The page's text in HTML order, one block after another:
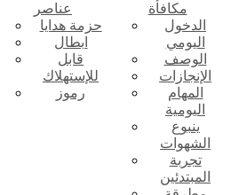
عناصر
حزمة هدايا
ابطال
قابل
للإستهلاك
رموز
مكافأة
الدخول
اليومي
الوصف
الإنجازات
المهام
اليومية
ينبوع
الشهوات
تجربة
المبتدئين